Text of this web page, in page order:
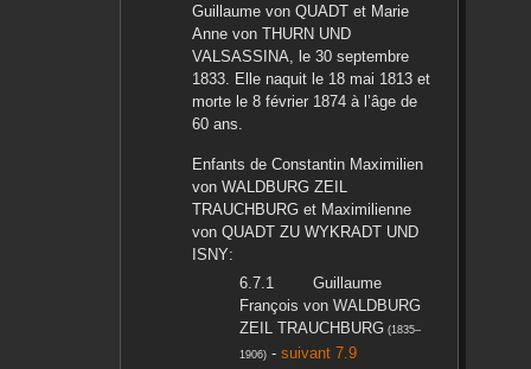
Guillaumevon QUADTet Marie
Annevon THURN UND
VALSASSINA, le 30 septembre
1833. Elle naquit le 18 mai 1813et
morte le 8 février 1874à l’âge de
60 ans.
Enfants de Constantin Maximilien
von WALDBURG ZEIL
TRAUCHBURGet Maximilienne
von QUADT ZU WYKRADT UND
ISNY:
Guillaume
François von WALDBURG
ZEIL TRAUCHBURG(1835–
1906)- suivant 7.9